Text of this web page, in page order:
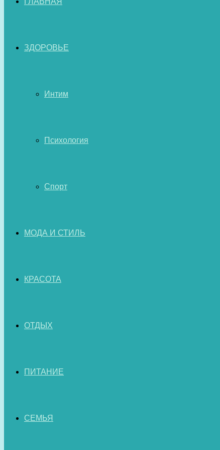
ЗДОРОВЬЕ
Интим
Психология
Спорт
МОДА И СТИЛЬ
КРАСОТА
ОТДЫХ
ПИТАНИЕ
СЕМЬЯ